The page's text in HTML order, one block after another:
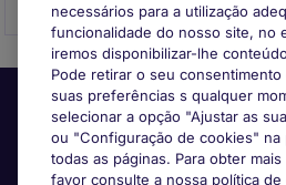
necessários para a utilização
funcionalidade do nosso site, no
iremos disponibilizar-lhe
Pode retirar o seu consentimento
suas preferências s qualquer
selecionar a opção "Ajustar as
ou "Configuração de cookies" na
todas as páginas. Para obter
favor consulte a nossa política de